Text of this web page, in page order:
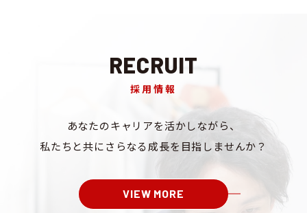
RECRUIT
採用情報
あなたのキャリアを活かしながら、
私たちと共にさらなる成長を 目指しませんか？
VIEW MORE